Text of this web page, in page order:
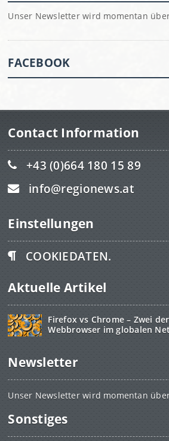
Unser Newsletter wird momentan
FACEBOOK
Contact Information
+43 (0)664 180 15 89
info@regionews.at
Einstellungen
COOKIEDATEN.
Aktuelle Artikel
Firefox vs Chrome – Zwei
Webbrowser im globalen
Newsletter
Unser Newsletter wird momentan
Sonstiges